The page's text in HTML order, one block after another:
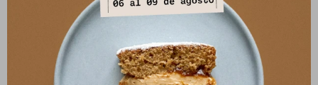
Este artículo está agotado.